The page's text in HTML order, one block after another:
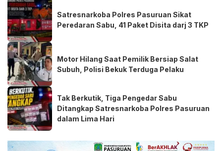
Satresnarkoba Polres Pasuruan Sikat
Peredaran Sabu, 41 Paket Disita darj 3 TKP
Motor Hilang Saat Pemilik Bersiap Salat
Subuh, Polisi Bekuk Terduga Pelaku
Tak Berkutik, Tiga Pengedar Sabu
Ditangkap Satresnarkoba Polres Pasuruan
dalam Lima Hari